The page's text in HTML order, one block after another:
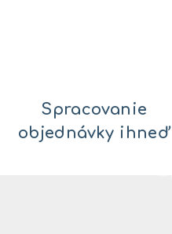
Spracovanie
objednávky ihneď